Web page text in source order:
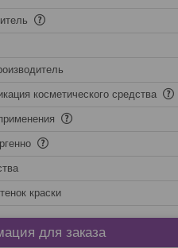
косметического средства
краски
для заказа